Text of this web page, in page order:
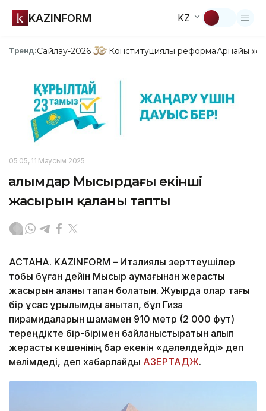
KAZINFORM KZ
Тренд:Сайлау-2026 Конституциялық реформаАрнайы
05:05, 11 Маусым 2025
Ғалымдар Мысырдағы екінші
жасырын қаланы тапты
АСТАНА. KAZINFORM – Италиялық зерттеушілер
тобы бұған дейін Мысыр аумағынан жерасты
жасырын қаланы тапқан болатын. Жуырда олар тағы
бір ұқсас құрылымды анықтап, бұл Гиза
пирамидаларын шамамен 910 метр (2 000 фут)
тереңдікте бір-бірімен байланыстыратын алып
жерасты кешенінің бар екенін «дәлелдейді» деп
мәлімдеді, деп хабарлайды АЗЕРТАДЖ.